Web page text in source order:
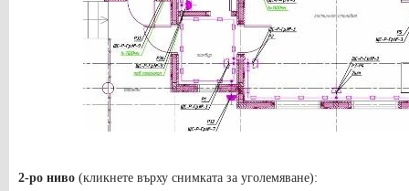
2-ро ниво (кликнете върху снимката за уголемяване):